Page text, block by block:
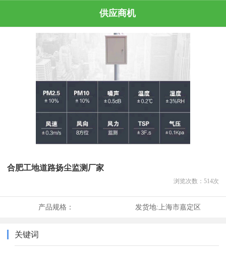
供应商机
合肥工地道路扬尘监测厂家
浏览次数： 514次
产品规格： 发货地:上海市嘉定区
关键词